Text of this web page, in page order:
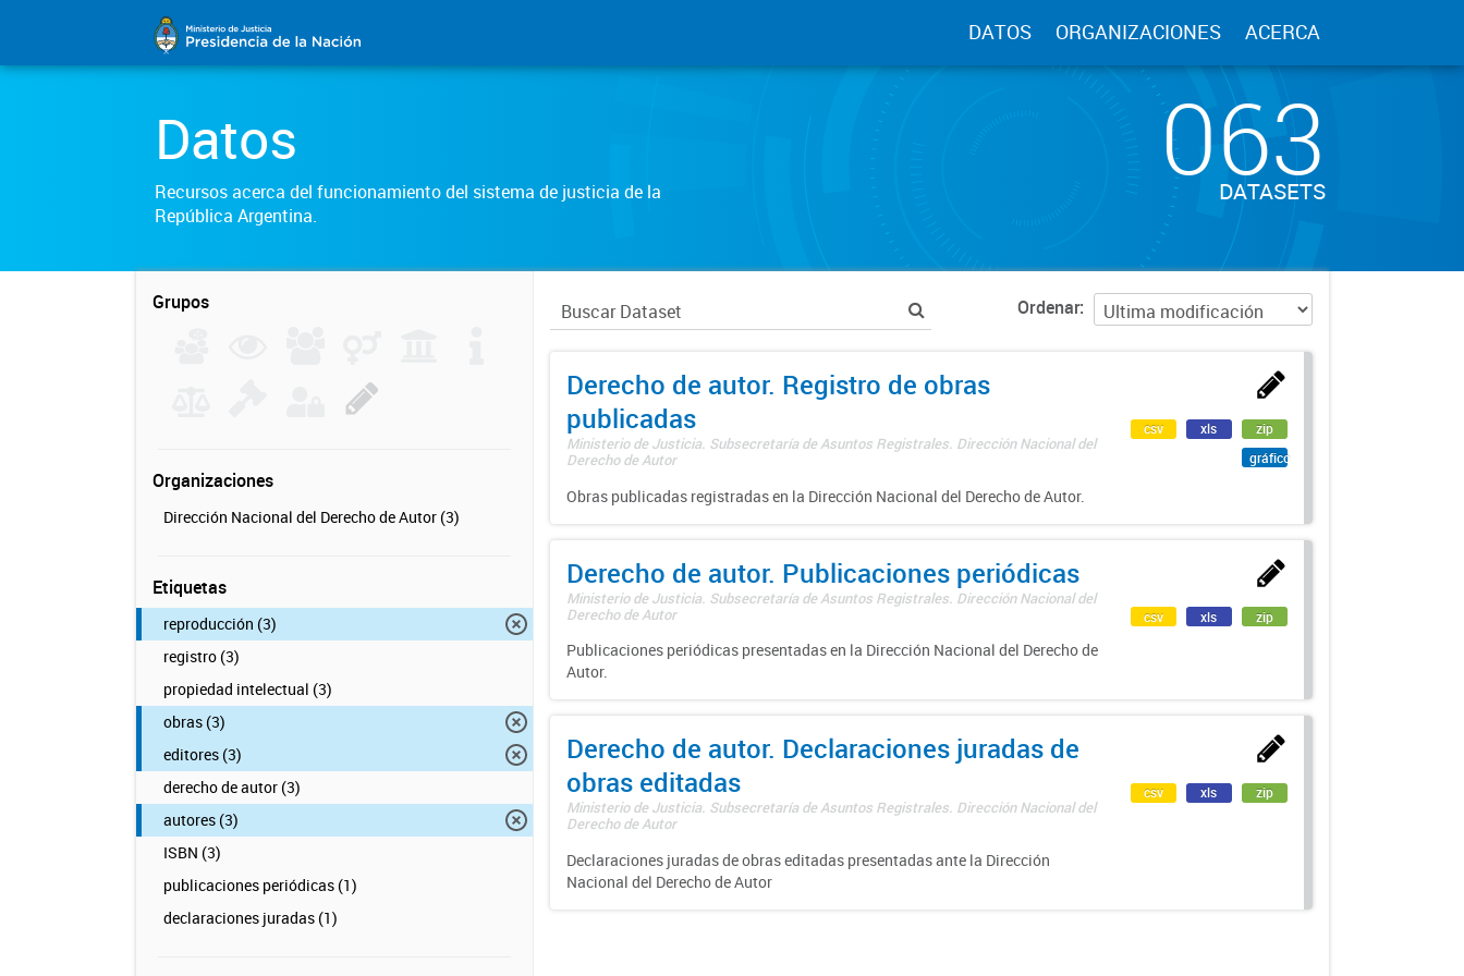
DATOS ORGANIZACIONES ACERCA
Datos
Recursos acerca del funcionamiento del sistema de justicia de la
República Argentina.
063
DATASETS
Grupos
Organizaciones
Dirección Nacional del Derecho de Autor (3)
Etiquetas
reproducción (3)
registro (3)
propiedad intelectual (3)
obras (3)
editores (3)
derecho de autor (3)
autores (3)
ISBN (3)
publicaciones periódicas (1)
declaraciones juradas (1)
Ordenar
Derecho de autor. Registro de obras
publicadas
Ministerio de Justicia. Subsecretaría de Asuntos Registrales. Dirección Nacional del
Derecho de Autor
Obras publicadas registradas en la Dirección Nacional del Derecho de Autor.
csv xls
zip
gráfico
Derecho de autor. Publicaciones periódicas
Ministerio de Justicia. Subsecretaría de Asuntos Registrales. Dirección Nacional del
Derecho de Autor
Publicaciones periódicas presentadas en la Dirección Nacional del Derecho de
Autor.
csv xls zip
Derecho de autor. Declaraciones juradas de
obras editadas
Ministerio de Justicia. Subsecretaría de Asuntos Registrales. Dirección Nacional del
Derecho de Autor
Declaraciones juradas de obras editadas presentadas ante la Dirección
Nacional del Derecho de Autor
csv xls zip